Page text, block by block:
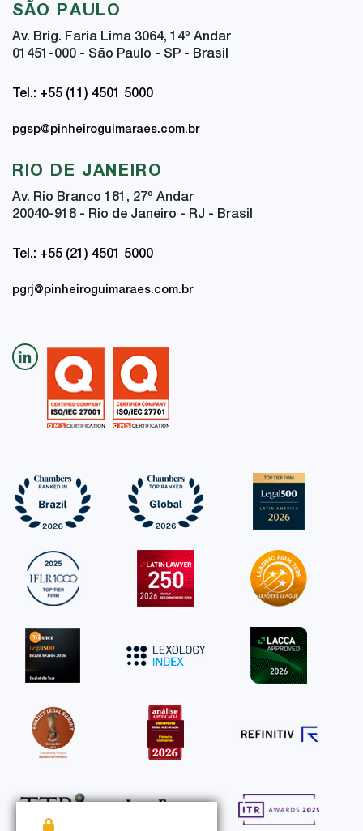
SÃO PAULO
Av. Brig. Faria Lima 3064, 14º Andar
01451-000 - São Paulo - SP - Brasil
Tel.: +55 (11) 4501 5000
pgsp@pinheiroguimaraes.com.br
RIO DE JANEIRO
Av. Rio Branco 181, 27º Andar
20040-918 - Rio de Janeiro - RJ - Brasil
Tel.: +55 (21) 4501 5000
pgrj@pinheiroguimaraes.com.br